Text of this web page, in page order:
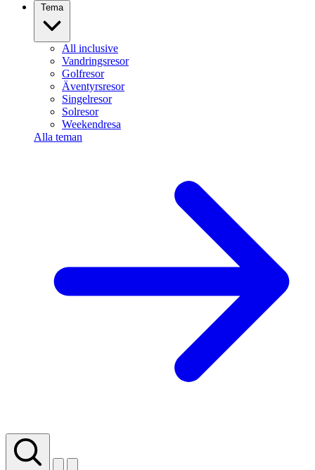
Tema
All inclusive
Vandringsresor
Golfresor
Äventyrsresor
Singelresor
Solresor
Weekendresa
Alla teman